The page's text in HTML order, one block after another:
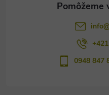
info
0948 847